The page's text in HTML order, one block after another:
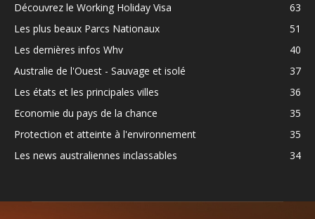
Découvrez le Working Holiday Visa
63
Les plus beaux Parcs Nationaux
51
Les dernières infos Whv
40
Australie de l'Ouest - Sauvage et isolé
37
Les états et les principales villes
36
Economie du pays de la chance
35
Protection et atteinte à l'environnement
35
Les news australiennes inclassables
34